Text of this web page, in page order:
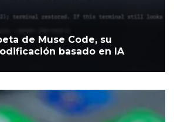
de Muse Code, su
basado en IA